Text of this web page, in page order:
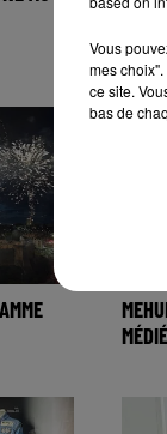
Vous
mes
ce site.
bas de